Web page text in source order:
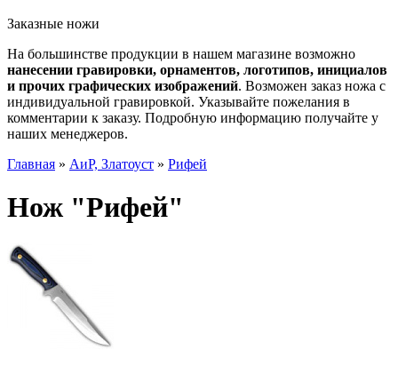
Заказные ножи
На большинстве продукции в нашем магазине возможно
нанесении гравировки, орнаментов, логотипов, инициалов
и прочих графических изображений. Возможен заказ ножа с
индивидуальной гравировкой. Указывайте пожелания в
комментарии к заказу. Подробную информацию получайте у
наших менеджеров.
Главная » АиР, Златоуст » Рифей
Нож "Рифей"